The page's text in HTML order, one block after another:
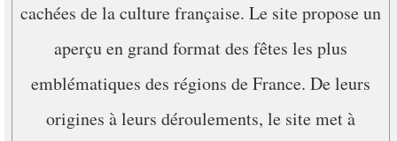
cachées de la culture française. Le site propose un
aperçu en grand format des fêtes les plus
emblématiques des régions de France. De leurs
origines à leurs déroulements, le site met à